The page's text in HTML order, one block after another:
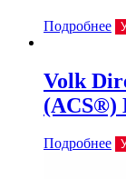
Подробнее
Volk
(ACS®)
Подробнее